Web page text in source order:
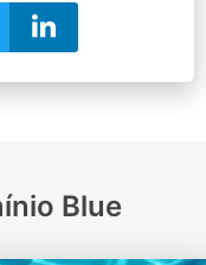
Blue